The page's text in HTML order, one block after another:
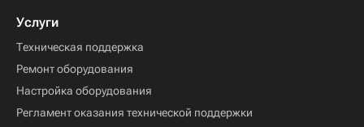
Услуги
Техническая поддержка
Ремонт оборудования
Настройка оборудования
Регламент оказания технической поддержки